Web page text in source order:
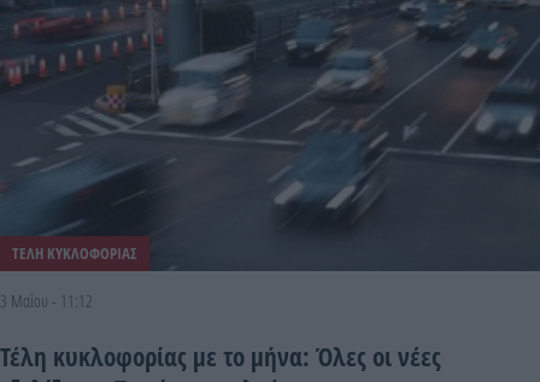
ΤΕΛΗ ΚΥΚΛΟΦΟΡΙΑΣ
3 Μαΐου - 11:12
Τέλη κυκλοφορίας με το μήνα: Όλες οι νέες